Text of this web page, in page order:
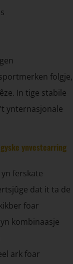
folgje,
In tige stabile
ynternasjonale
ynvestearring
ferskate
dat it ta de
foar
kombinaasje
ark foar